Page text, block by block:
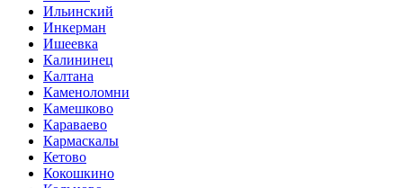
Ильинский
Инкерман
Ишеевка
Калининец
Калтана
Каменоломни
Камешково
Караваево
Кармаскалы
Кетово
Кокошкино